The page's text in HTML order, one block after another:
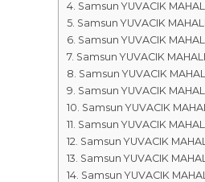
m
a
l
a
r
ı
k
a
s
ı
Samsun YUVACIK
Samsun YUVACIK
Samsun YUVACIK
Samsun YUVACIK
Samsun YUVACIK
Samsun YUVACIK
Samsun YUVACIK
Samsun YUVACIK
Samsun YUVACIK
Samsun YUVACIK
Samsun YUVACIK